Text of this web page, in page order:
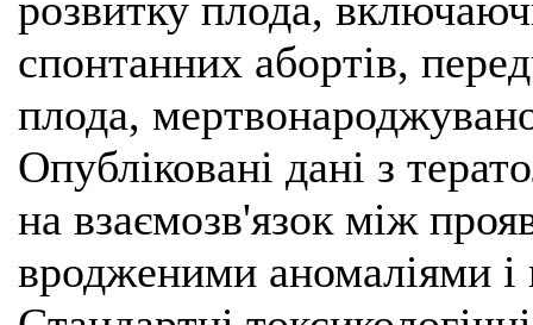
спонтанних абортів,
плода,
Опубліковані дані з
на взаємозв'язок між
вродженими аномаліями